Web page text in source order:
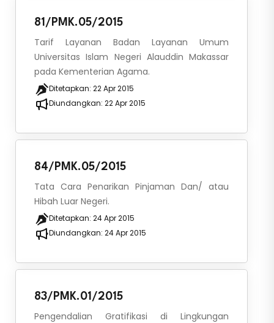
81/PMK.05/2015
Tarif Layanan Badan Layanan Umum
Universitas Islam Negeri Alauddin Makassar
pada Kementerian Agama.
Ditetapkan: 22 Apr 2015
Diundangkan: 22 Apr 2015
84/PMK.05/2015
Tata Cara Penarikan Pinjaman Dan/ atau
Hibah Luar Negeri.
Ditetapkan: 24 Apr 2015
Diundangkan: 24 Apr 2015
83/PMK.01/2015
Pengendalian Gratifikasi di Lingkungan